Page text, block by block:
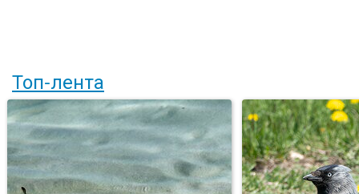
Топ-лента